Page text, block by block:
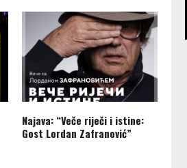
Najava: “Veče riječi i istine:
Gost Lordan Zafranović”